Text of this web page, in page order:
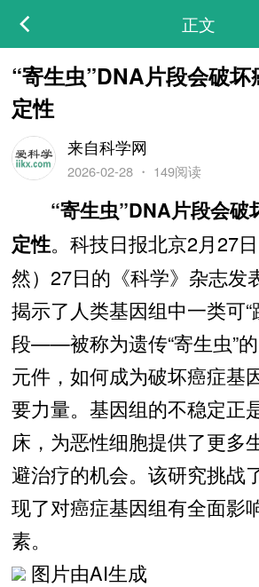
正文
“寄生虫”DNA片段会破
定性
来自科学网
2026-02-28・ 149阅读
“寄生虫”DNA片段会破
定性。科技日报北京2月27
然）27日的《科学》杂志发
揭示了人类基因组中一类可“
段——被称为遗传“寄生虫”的
元件，如何成为破坏癌症基
要力量。基因组的不稳定正
床，为恶性细胞提供了更多
避治疗的机会。该研究挑战
现了对癌症基因组有全面影
素。
图片由AI生成